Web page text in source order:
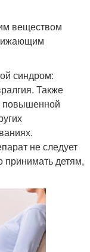
веществом
синдром:
Также
повышенной
не следует
принимать детям,